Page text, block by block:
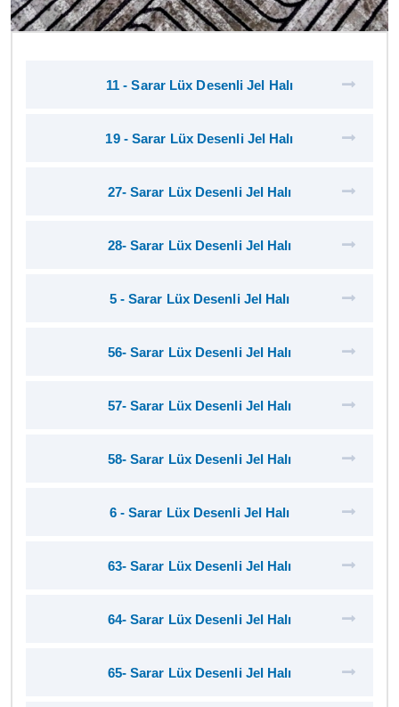
11 - Sarar Lüx Desenli Jel Halı
19 - Sarar Lüx Desenli Jel Halı
27- Sarar Lüx Desenli Jel Halı
28- Sarar Lüx Desenli Jel Halı
5 - Sarar Lüx Desenli Jel Halı
56- Sarar Lüx Desenli Jel Halı
57- Sarar Lüx Desenli Jel Halı
58- Sarar Lüx Desenli Jel Halı
6 - Sarar Lüx Desenli Jel Halı
63- Sarar Lüx Desenli Jel Halı
64- Sarar Lüx Desenli Jel Halı
65- Sarar Lüx Desenli Jel Halı